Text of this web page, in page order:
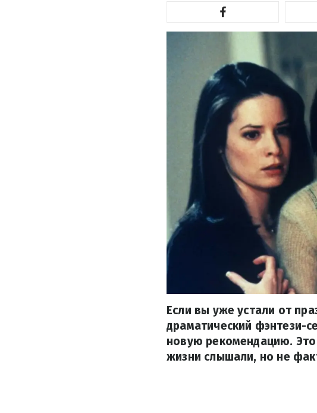
Если вы уже устали от
драматический фэнтези-
новую рекомендацию. Это
жизни слышали, но не